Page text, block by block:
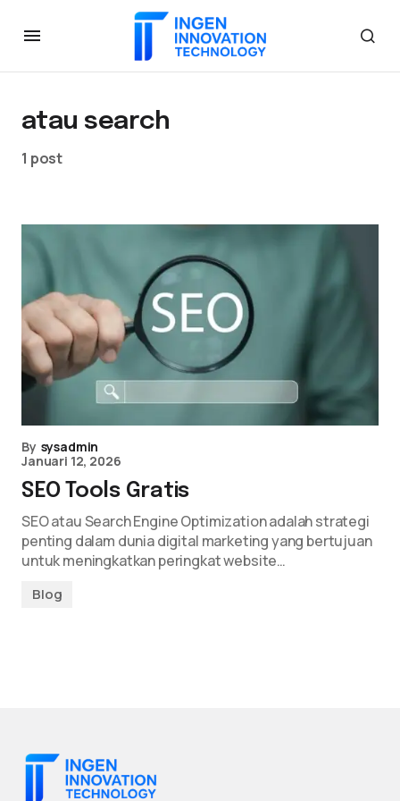
atau search
1 post
By sysadmin
Januari 12, 2026
SEO Tools Gratis
SEO atau Search Engine Optimization adalah strategi
penting dalam dunia digital marketing yang bertujuan
untuk meningkatkan peringkat website…
Blog